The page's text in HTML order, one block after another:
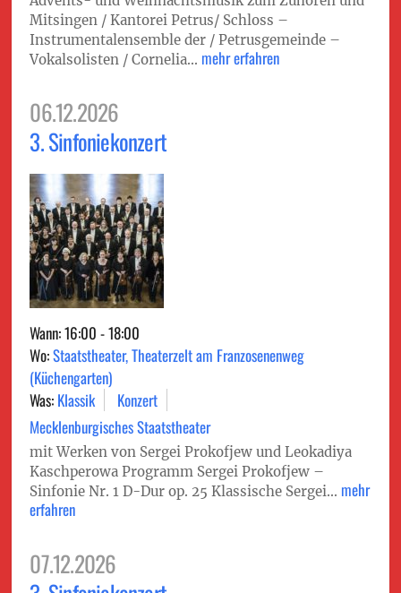
Mitsingen / Kantorei Petrus/ Schloss –
Instrumentalensemble der / Petrusgemeinde –
Vokalsolisten / Cornelia... mehr erfahren
06.12.2026
3. Sinfoniekonzert
Wann: 16:00 - 18:00
Wo:Staatstheater, Theaterzelt am Franzosenenweg
(Küchengarten)
Was: Klassik
Konzert
Mecklenburgisches Staatstheater
mit Werken von Sergei Prokofjew und Leokadiya
Kaschperowa Programm Sergei Prokofjew –
Sinfonie Nr. 1 D-Dur op. 25 Klassische Sergei... mehr
erfahren
07.12.2026